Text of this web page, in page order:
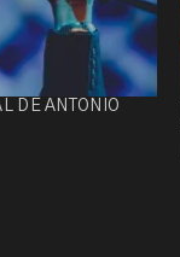
DE ANTONIO